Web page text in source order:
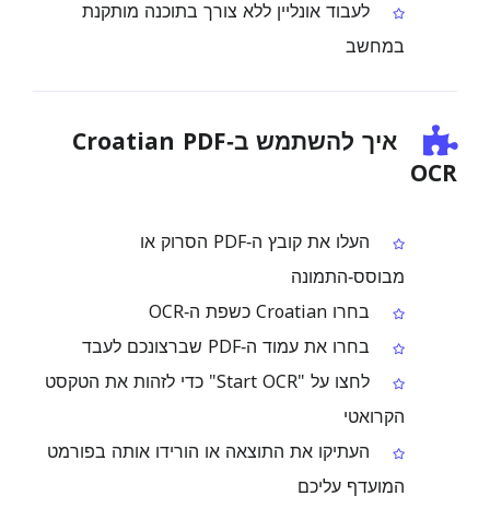
לעבוד אונליין ללא צורך בתוכנה מותקנת
במחשב
איך להשתמש ב‑Croatian PDF
OCR
העלו את קובץ ה‑PDF הסרוק או
מבוסס‑התמונה
בחרו Croatian כשפת ה‑OCR
בחרו את עמוד ה‑PDF שברצונכם לעבד
לחצו על "Start OCR" כדי לזהות את הטקסט
הקרואטי
העתיקו את התוצאה או הורידו אותה בפורמט
המועדף עליכם